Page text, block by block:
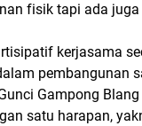
fisik tapi ada
kerjasama
pembangunan
Gampong
satu harapan,